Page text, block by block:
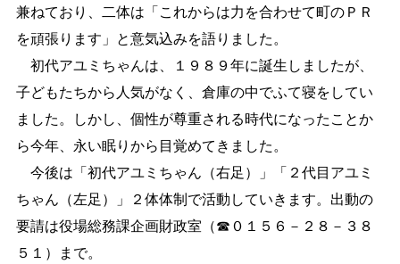
リセット
language
閉じる
兼ねており、二体は「これからは力を合わせて町のＰＲ
を頑張ります」と意気込みを語りました。
初代アユミちゃんは、１９８９年に誕生しましたが、
子どもたちから人気がなく、倉庫の中でふて寝をしてい
ました。しかし、個性が尊重される時代になったことか
ら今年、永い眠りから目覚めてきました。
今後は「初代アユミちゃん（右足）」「２代目アユミ
ちゃん（左足）」２体体制で活動していきます。出動の
要請は役場総務課企画財政室（☎０１５６－２８－３８
５１）まで。